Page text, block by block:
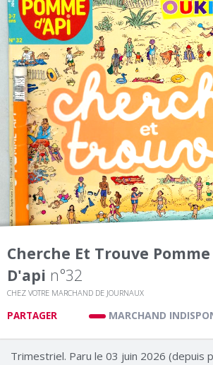
Cherche Et Trouve Pomme
D'api n°32
CHEZ VOTRE MARCHAND DE JOURNAUX
PARTAGER MARCHAND
Trimestriel. Paru le 03 juin 2026 (depuis